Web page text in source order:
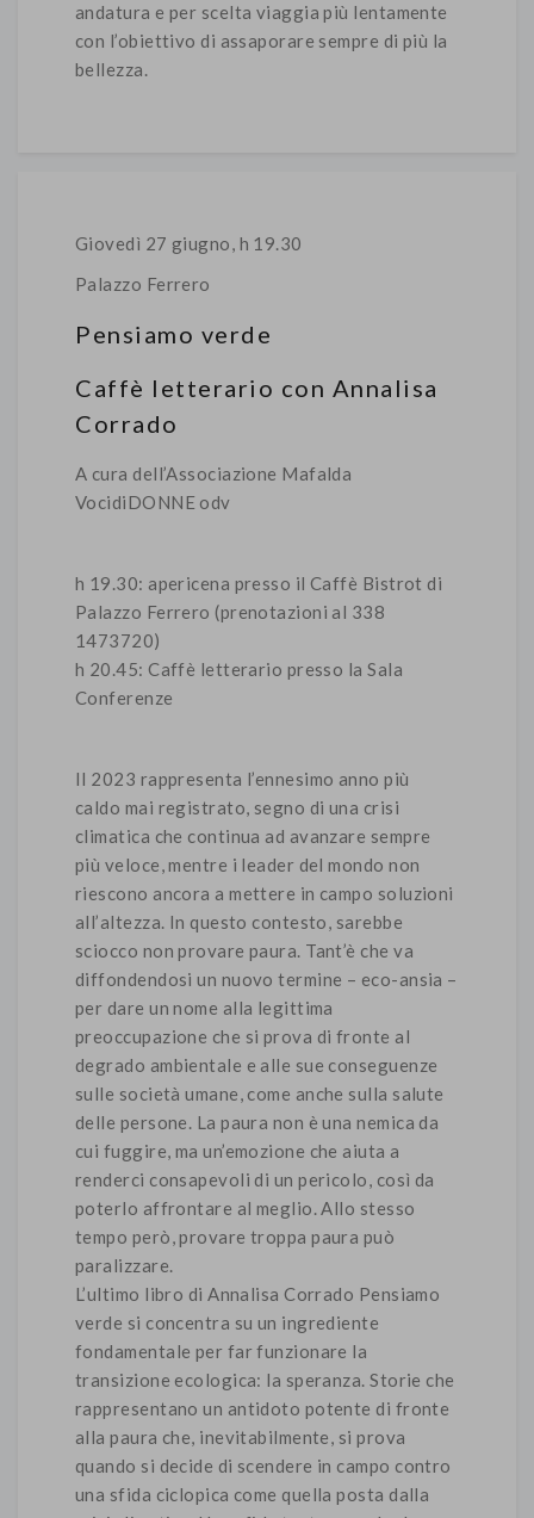
andatura e per scelta viaggia più lentamente
con l’obiettivo di assaporare sempre di più la
bellezza.
Giovedì 27 giugno, h 19.30
Palazzo Ferrero
Pensiamo verde
Caffè letterario con Annalisa
Corrado
A cura dell’Associazione Mafalda
VocidiDONNE odv
h 19.30: apericena presso il Caffè Bistrot di
Palazzo Ferrero (prenotazioni al 338
1473720)
h 20.45: Caffè letterario presso la Sala
Conferenze
Il 2023 rappresenta l’ennesimo anno più
caldo mai registrato, segno di una crisi
climatica che continua ad avanzare sempre
più veloce, mentre i leader del mondo non
riescono ancora a mettere in campo soluzioni
all’altezza. In questo contesto, sarebbe
sciocco non provare paura. Tant’è che va
diffondendosi un nuovo termine – eco-ansia –
per dare un nome alla legittima
preoccupazione che si prova di fronte al
degrado ambientale e alle sue conseguenze
sulle società umane, come anche sulla salute
delle persone. La paura non è una nemica da
cui fuggire, ma un’emozione che aiuta a
renderci consapevoli di un pericolo, così da
poterlo affrontare al meglio. Allo stesso
tempo però, provare troppa paura può
paralizzare.
L’ultimo libro di Annalisa Corrado Pensiamo
verde si concentra su un ingrediente
fondamentale per far funzionare la
transizione ecologica: la speranza. Storie che
rappresentano un antidoto potente di fronte
alla paura che, inevitabilmente, si prova
quando si decide di scendere in campo contro
una sfida ciclopica come quella posta dalla